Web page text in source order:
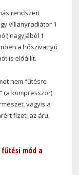
rendszert
villanyradiátor 1
nagyjából 1
a hőszivattyú
is előállít.
nem fűtésre
(a kompresszor)
vagyis a
fizet, az áru,
mód a